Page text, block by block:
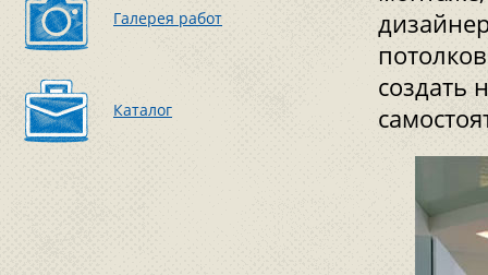
Галерея работ
Каталог
создать